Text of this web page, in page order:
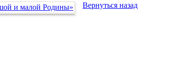
Вернуться назад